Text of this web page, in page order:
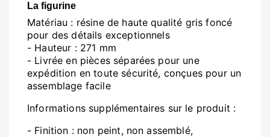
La figurine
Matériau : résine de haute qualité gris foncé
pour des détails exceptionnels
- Hauteur : 271 mm
- Livrée en pièces séparées pour une
expédition en toute sécurité, conçues pour un
assemblage facile
Informations supplémentaires sur le produit :
- Finition : non peint, non assemblé,